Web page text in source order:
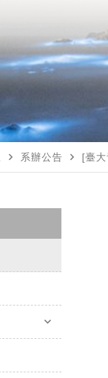
navigate_next 系辦公告 navigate_next [臺
keyboard_arrow_down